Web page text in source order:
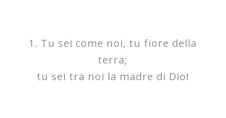
1. Tu sei come noi, tu fiore della
terra;
tu sei tra noi la madre di Dio!